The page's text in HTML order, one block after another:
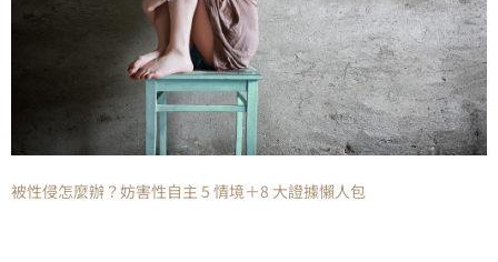
被性侵怎麼辦？妨害性自主 5 情境＋8 大證據懶人包